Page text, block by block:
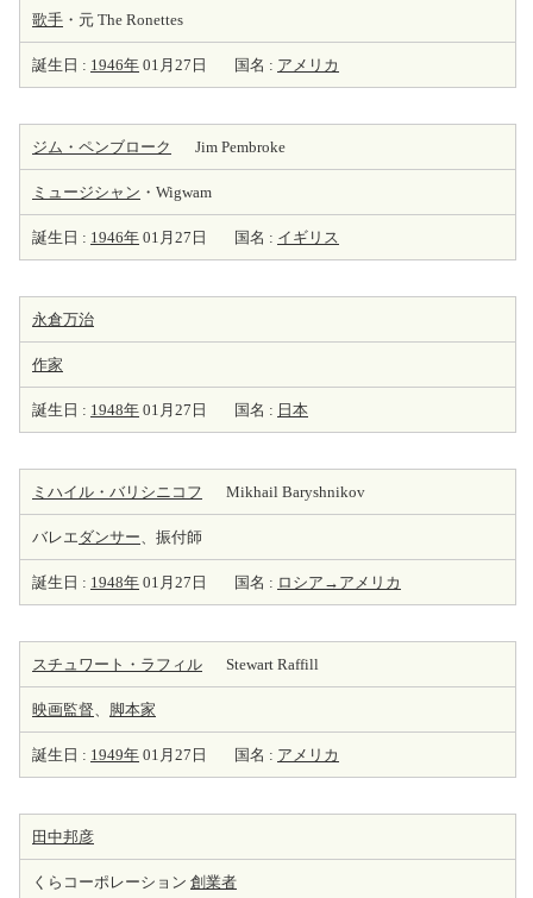
歌手 ・元 The Ronettes
誕生日 : 1946年 01月27日 国名 : アメリカ
ジム・ペンブローク Jim Pembroke
ミュージシャン ・Wigwam
誕生日 : 1946年 01月27日 国名 : イギリス
永倉万治
作家
誕生日 : 1948年 01月27日 国名 : 日本
ミハイル・バリシニコフ Mikhail Baryshnikov
バレエダンサー、振付師
誕生日 : 1948年 01月27日 国名 : ロシア→アメリカ
スチュワート・ラフィル Stewart Raffill
映画監督、 脚本家
誕生日 : 1949年 01月27日 国名 : アメリカ
田中邦彦
くらコーポレーション 創業者